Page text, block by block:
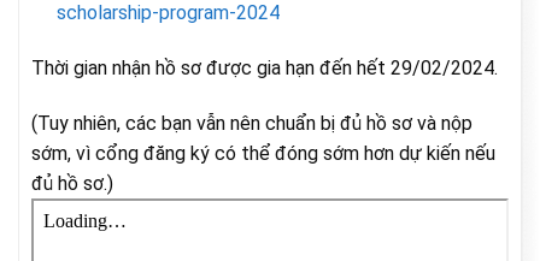
scholarship-program-2024
Thời gian nhận hồ sơ được gia hạn đến hết 29/02/2024.
(Tuy nhiên, các bạn vẫn nên chuẩn bị đủ hồ sơ và nộp
sớm, vì cổng đăng ký có thể đóng sớm hơn dự kiến nếu
đủ hồ sơ.)